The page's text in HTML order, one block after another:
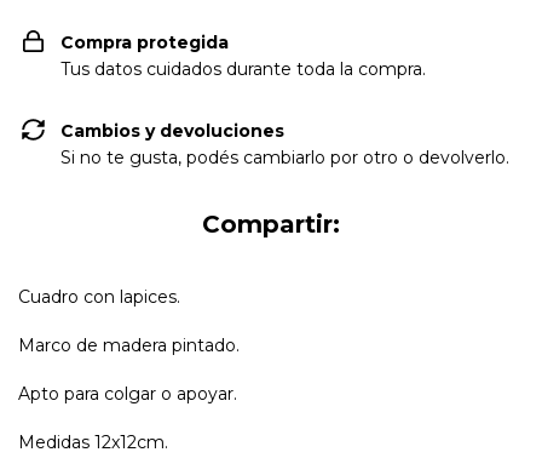
Compra protegida
Tus datos cuidados durante toda la compra.
Cambios y devoluciones
Si no te gusta, podés cambiarlo por otro o devolverlo.
Compartir:
Cuadro con lapices.
Marco de madera pintado.
Apto para colgar o apoyar.
Medidas 12x12cm.